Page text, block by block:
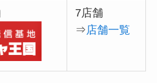
7店舗
⇒店舗一覧